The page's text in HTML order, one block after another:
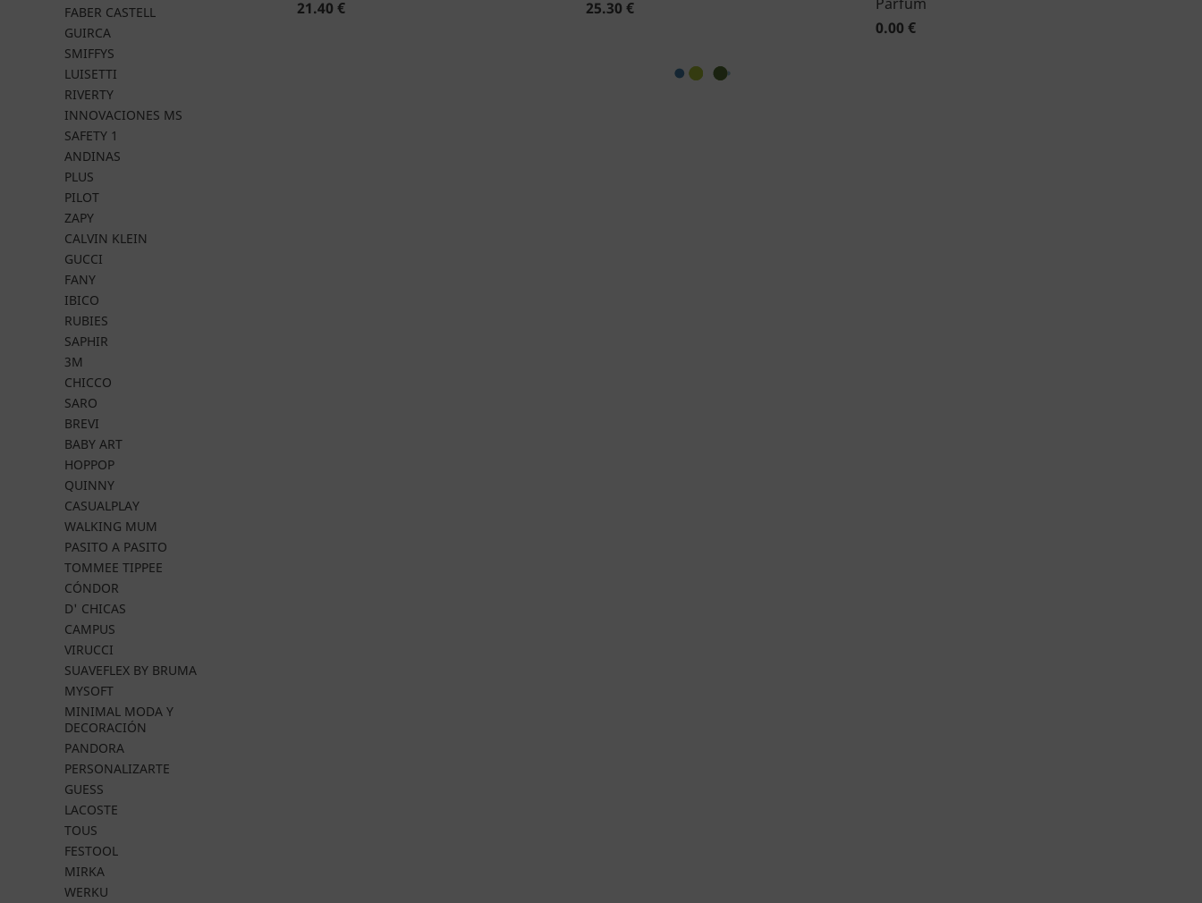
FABER CASTELL
GUIRCA
SMIFFYS
LUISETTI
RIVERTY
INNOVACIONES MS
SAFETY 1
ANDINAS
PLUS
PILOT
ZAPY
CALVIN KLEIN
GUCCI
FANY
IBICO
RUBIES
SAPHIR
3M
CHICCO
SARO
BREVI
BABY ART
HOPPOP
QUINNY
CASUALPLAY
WALKING MUM
PASITO A PASITO
TOMMEE TIPPEE
CÓNDOR
D' CHICAS
CAMPUS
VIRUCCI
SUAVEFLEX BY BRUMA
MYSOFT
MINIMAL MODA Y
DECORACIÓN
PANDORA
PERSONALIZARTE
GUESS
LACOSTE
TOUS
FESTOOL
MIRKA
WERKU
21.40 €
25.30 €
0.00 €